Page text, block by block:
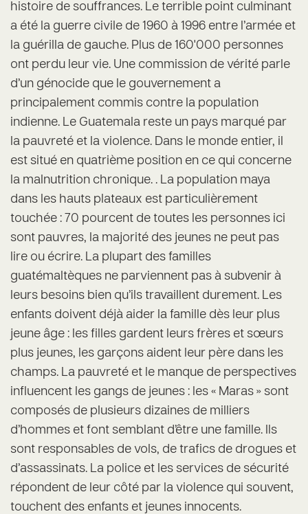
histoire de souffrances. Le terrible point culminant
a été la guerre civile de 1960 à 1996 entre l’armée et
la guérilla de gauche. Plus de 160'000 personnes
ont perdu leur vie. Une commission de vérité parle
d’un génocide que le gouvernement a
principalement commis contre la population
indienne. Le Guatemala reste un pays marqué par
la pauvreté et la violence. Dans le monde entier, il
est situé en quatrième position en ce qui concerne
la malnutrition chronique. . La population maya
dans les hauts plateaux est particulièrement
touchée : 70 pourcent de toutes les personnes ici
sont pauvres, la majorité des jeunes ne peut pas
lire ou écrire. La plupart des familles
guatémaltèques ne parviennent pas à subvenir à
leurs besoins bien qu’ils travaillent durement. Les
enfants doivent déjà aider la famille dès leur plus
jeune âge : les filles gardent leurs frères et sœurs
plus jeunes, les garçons aident leur père dans les
champs. La pauvreté et le manque de perspectives
influencent les gangs de jeunes : les « Maras » sont
composés de plusieurs dizaines de milliers
d’hommes et font semblant d’être une famille. Ils
sont responsables de vols, de trafics de drogues et
d’assassinats. La police et les services de sécurité
répondent de leur côté par la violence qui souvent,
touchent des enfants et jeunes innocents.